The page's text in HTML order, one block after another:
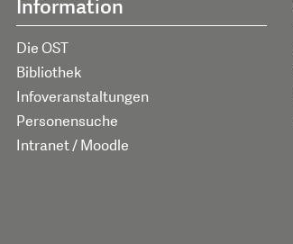
Information
Die OST
Bibliothek
Infoveranstaltungen
Personensuche
Intranet / Moodle